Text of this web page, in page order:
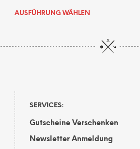
AUSFÜHRUNG WÄHLEN
mehrere
Varianten
Produktseite
werden
SERVICES:
Gutscheine Verschenken
Newsletter Anmeldung